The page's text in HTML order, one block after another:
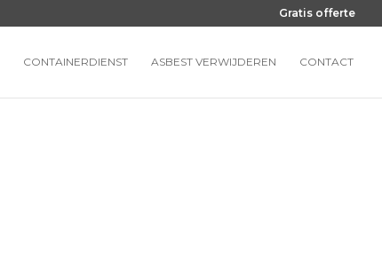
Gratis offerte
CONTAINERDIENST ASBEST VERWIJDEREN CONTACT